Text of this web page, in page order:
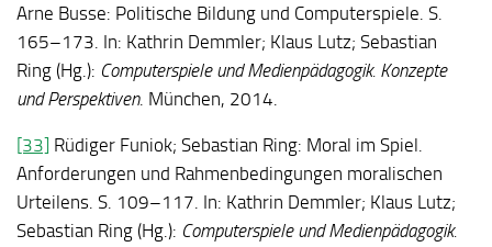
Arne Busse: Politische Bildung und Computerspiele. S.
165–173. In: Kathrin Demmler; Klaus Lutz; Sebastian
Ring (Hg.): Computerspiele und Medienpädagogik. Konzepte
und Perspektiven. München, 2014.
[33] Rüdiger Funiok; Sebastian Ring: Moral im Spiel.
Anforderungen und Rahmenbedingungen moralischen
Urteilens. S. 109–117. In: Kathrin Demmler; Klaus Lutz;
Sebastian Ring (Hg.): Computerspiele und Medienpädagogik.